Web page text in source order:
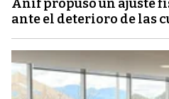
Anif propuso un ajuste
ante el deterioro de las